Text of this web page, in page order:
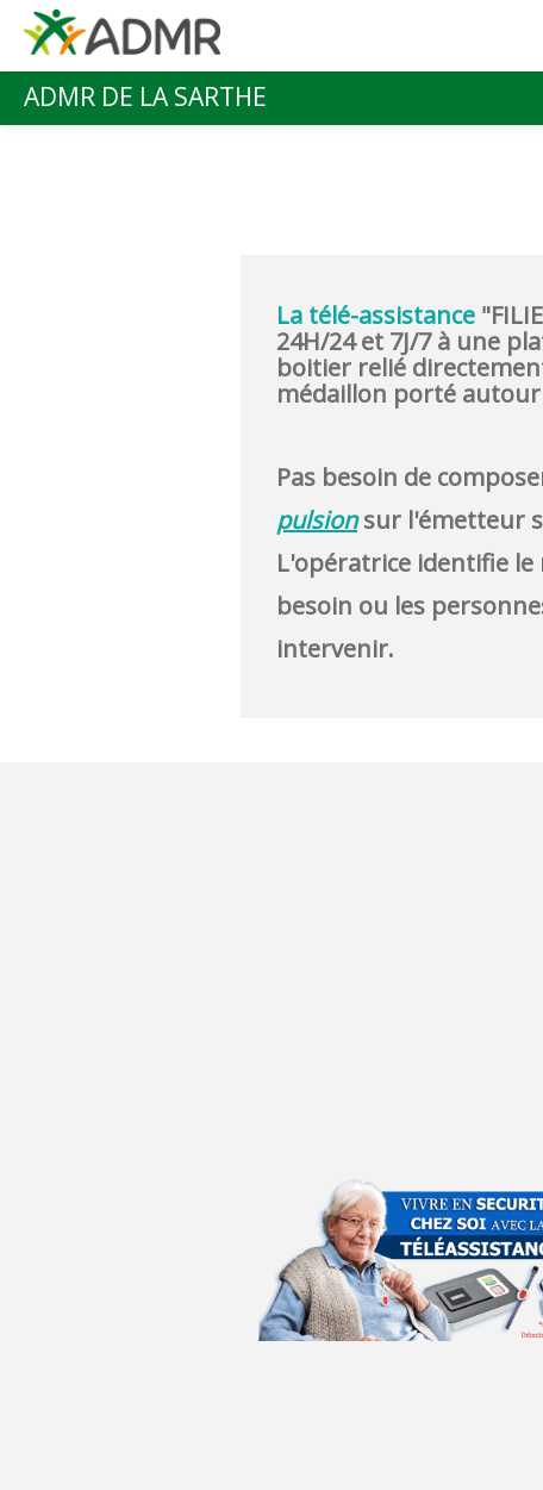
Aller au contenu principal
ADMR DE LA SARTHE
La télé-assistance "
24H/24 et 7J/7 à une
boitier relié
médaillon porté
Pas besoin de
pulsionsur l'émetteur
L'opératrice identifie
besoin ou les
intervenir.